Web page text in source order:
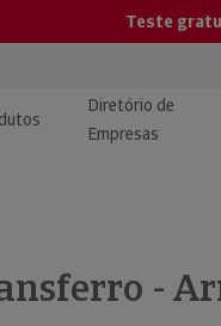
Teste
e Monitorização
Diretório de
Empresas
| Estudos e
-